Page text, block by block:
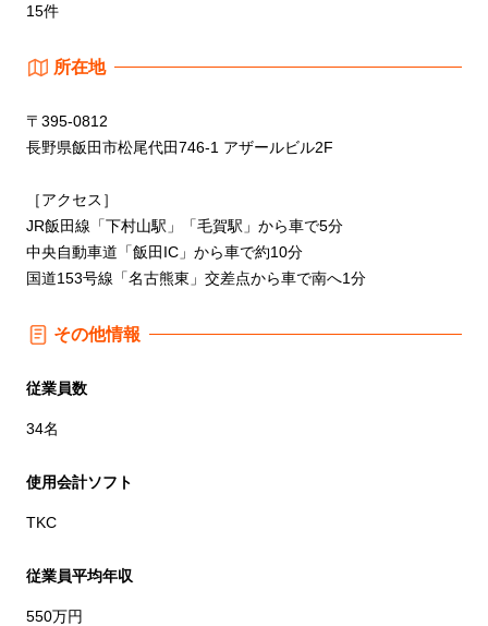
15件
所在地
〒395-0812
長野県飯田市松尾代田746-1 アザールビル2F
［アクセス］
JR飯田線「下村山駅」「毛賀駅」から車で5分
中央自動車道「飯田IC」から車で約10分
国道153号線「名古熊東」交差点から車で南へ1分
その他情報
従業員数
34名
使用会計ソフト
TKC
従業員平均年収
550万円